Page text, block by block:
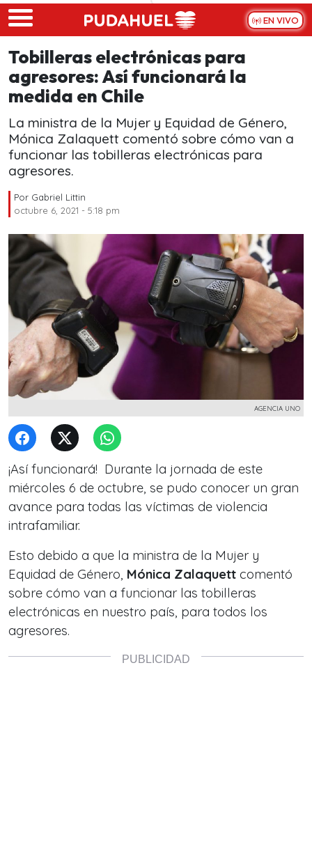
Skip to main content
EN VIVO
Tobilleras electrónicas para
agresores: Así funcionará la
medida en Chile
La ministra de la Mujer y Equidad de Género,
Mónica Zalaquett comentó sobre cómo van a
funcionar las tobilleras electrónicas para
agresores.
Por Gabriel Littin
octubre 6, 2021 - 5:18 pm
AGENCIA UNO
¡Así funcionará! Durante la jornada de este
miércoles 6 de octubre, se pudo conocer un gran
avance para todas las víctimas de violencia
intrafamiliar.
Esto debido a que la ministra de la Mujer y
Equidad de Género, Mónica Zalaquett comentó
sobre cómo van a funcionar las tobilleras
electrónicas en nuestro país, para todos los
agresores.